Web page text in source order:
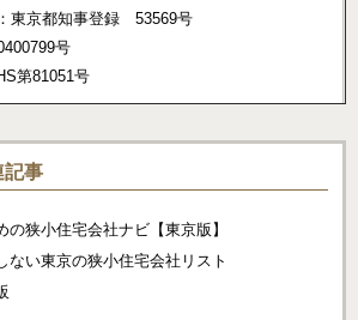
東京都知事登録 53569号
号
第81051号
記事
の狭小住宅会社ナビ【東京版】
ない東京の狭小住宅会社リスト